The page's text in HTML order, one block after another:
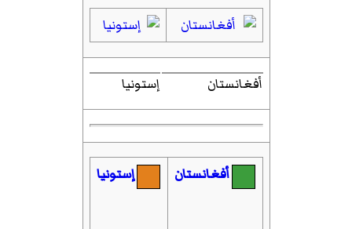
أفغانستان إستونيا
أفغانستان إستونيا